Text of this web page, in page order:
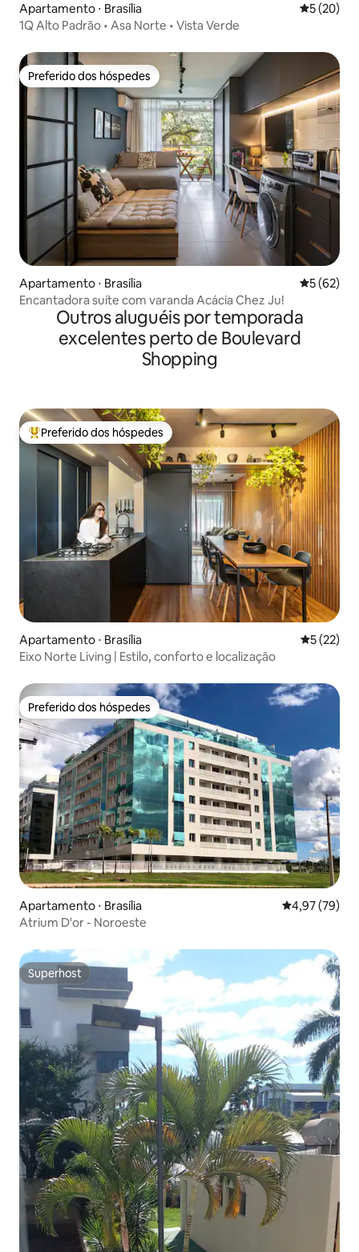
Apartamento ⋅ Brasília 5 de uma
5 (20)
1Q Alto Padrão • Asa Norte • Vista Verde
Preferido dos hóspedes
Preferido dos hóspedes
Apartamento ⋅ Brasília 5 de uma
5 (62)
Encantadora suíte com varanda Acácia Chez Ju!
Outros aluguéis por temporada
excelentes perto de Boulevard
Shopping
Entre os melhores preferidos dos hóspedes
Preferido dos hóspedes
Apartamento ⋅ Brasília 5 de uma
5 (22)
Eixo Norte Living | Estilo, conforto e localização
Preferido dos hóspedes
Preferido dos hóspedes
Apartamento ⋅ Brasília 4,97 de uma
4,97 (79)
Atrium D'or - Noroeste
Superhost
Superhost